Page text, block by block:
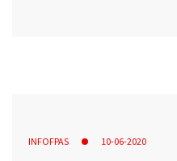
INFOFPAS 10-06-2020